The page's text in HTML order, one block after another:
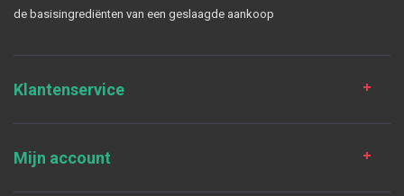
de basisingrediënten van een geslaagde aankoop
Klantenservice
Mijn account